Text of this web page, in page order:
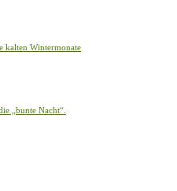
kalten Wintermonate
„bunte Nacht“.